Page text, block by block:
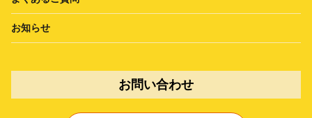
お知らせ
お問い合わせ